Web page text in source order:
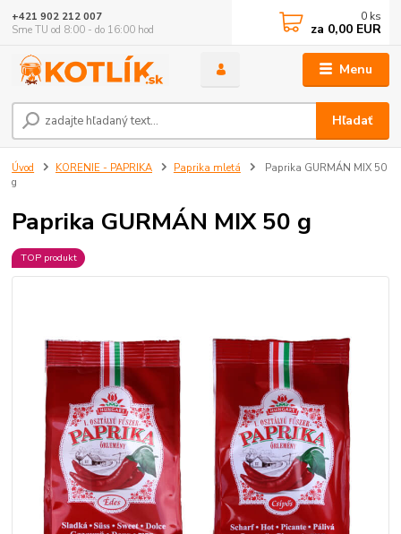
Menu
Hľadať
+421 902 212 007
Sme TU od 8:00 - do 16:00 hod
0 ks
za 0,00 EUR
Úvod KORENIE - PAPRIKA Paprika mletá
Paprika GURMÁN MIX 50
g
Paprika GURMÁN MIX 50 g
TOP produkt